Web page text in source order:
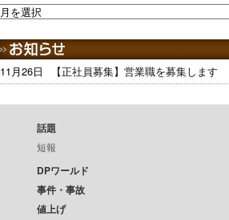
11月26日 【正社員募集】営業職を募集します
話題
短報
DPワールド
事件・事故
値上げ